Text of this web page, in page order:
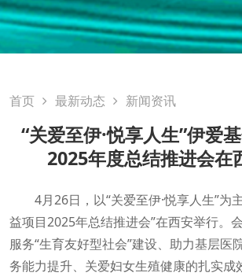
首页 最新动态 新闻资讯
“关爱至伊·悦享人生”伊爱
2025年度总结推进会在
4月26日，以“关爱至伊·悦享人生”为
益项目2025年总结推进会”在西安举行。
服务“生育友好型社会”建设、助力基层医
务能力提升、关爱妇女生殖健康的扎实成